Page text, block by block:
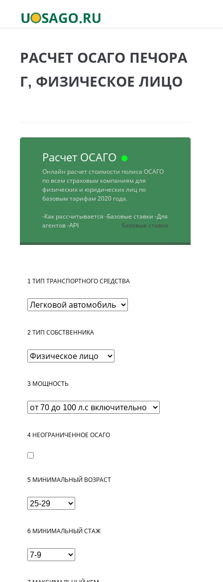
РАСЧЕТ ОСАГО ПЕЧОРА
Г, ФИЗИЧЕСКОЕ ЛИЦО
Расчет ОСАГО
Онлайн расчет стоимости полиса ОСАГО
по всем страховым компаниям для
физических и юридических лиц по
базовым тарифам 2020 года.
-Как рассчитывается -Базовые ставки -Для
агентов-API Базовые ставки
1 ТИП ТРАНСПОРТНОГО СРЕДСТВА
2 ТИП СОБСТВЕННИКА
3 МОЩНОСТЬ
4 НЕОГРАНИЧЕННОЕ ОСАГО
5 МИНИМАЛЬНЫЙ ВОЗРАСТ
6 МИНИМАЛЬНЫЙ СТАЖ